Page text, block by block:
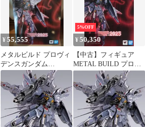
¥55,555
メタルビルド プロヴィ
デンスガンダム
CLIMAX BATTLE Ver.
5%OFF
¥50,350
【中古】フィギュア
METAL BUILD プロヴ
ィデンスガンダム
CLIMAX BATTLE Ver.
「機動戦士ガンダム
SEED」 魂ウェブ商店
限定